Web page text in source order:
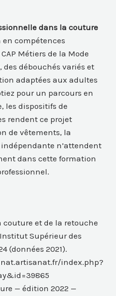
dans la couture
compétences
Métiers de la Mode
débouchés variés et
adaptées aux adultes
pour un parcours en
les dispositifs de
rendent ce projet
de vêtements, la
n’attendent
dans cette formation
couture et de la retouche
Supérieur des
(données 2021).
index.php?
— édition 2022 —